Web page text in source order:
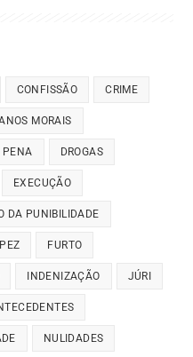
CONFISSÃO CRIME
MORAIS
PENA DROGAS
EXECUÇÃO
DA PUNIBILIDADE
FURTO
INDENIZAÇÃO JÚRI
NULIDADES